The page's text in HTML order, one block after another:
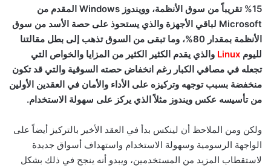
15% تقريباً من سوق الأنظمة، وويندوز Windows المقدم من
Microsoft لباقي الأجهزة والذي يستحوذ على حصة الأسد من سوق
الأنظمة بمقدار 80%، وما تبقى من السوق تذهب إلى بطل مقالتنا
لليوم Linux والذي يقدم الكثير الكثير من المزايا والخواص التي
تجعله في مصافي الكبار رغم انخفاض حصته السوقية والتي قد تكون
منخفضة بسبب توجهه وتركيزه على الأداء والأمان في العقدين الأولين
من تأسيسه عكس ويندوز مثلاً الذي يركز على سهولة الاستخدام.
ولكن ومن الملاحظ أن لينكس بدأ في العقد الأخير بالتركيز أيضاً على
الواجهة الرسومية وسهولة الاستخدام واستهداف أسواق جديدة
لاستقطاب المزيد من المستخدمين، ويبدو أنه ينجح في ذلك بشكل